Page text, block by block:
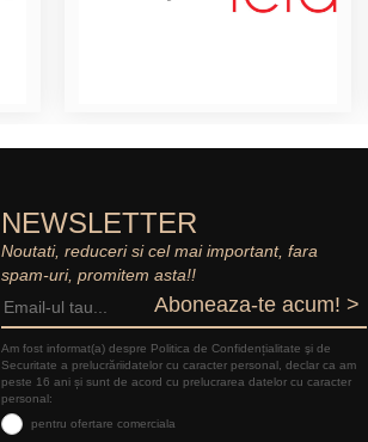
NEWSLETTER
Noutati, reduceri si cel mai important, fara
spam-uri, promitem asta!!
Aboneaza-te acum! >
Am fost informat(a) despre Politica de Confidențialitate şi de
Securitate a prelucrăriidatelor cu caracter personal, declar ca am
peste 16 ani și sunt de acord cu prelucrarea datelor cu caracter
personal:
pentru ofertare comerciala